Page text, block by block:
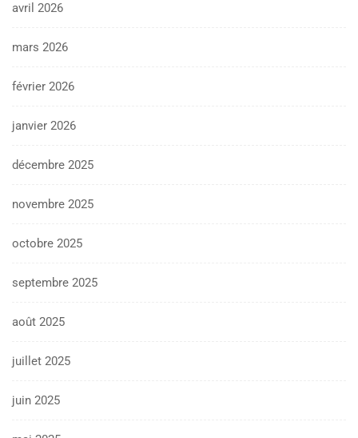
avril 2026
mars 2026
février 2026
janvier 2026
décembre 2025
novembre 2025
octobre 2025
septembre 2025
août 2025
juillet 2025
juin 2025